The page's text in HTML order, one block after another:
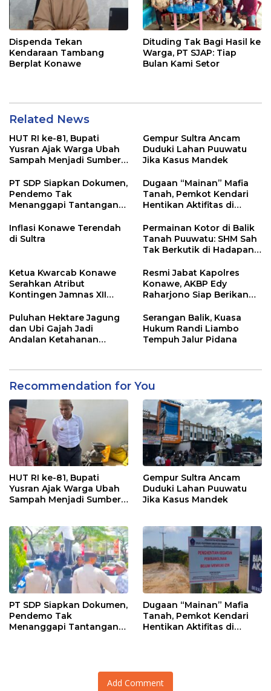
Dispenda Tekan
Kendaraan Tambang
Berplat Konawe
Dituding Tak Bagi Hasil ke
Warga, PT SJAP: Tiap
Bulan Kami Setor
Related News
HUT RI ke-81, Bupati
Yusran Ajak Warga Ubah
Sampah Menjadi Sumber
Gempur Sultra Ancam
Duduki Lahan Puuwatu
Jika Kasus Mandek
PT SDP Siapkan Dokumen,
Pendemo Tak
Menanggapi Tantangan
Dugaan “Mainan” Mafia
Tanah, Pemkot Kendari
Hentikan Aktifitas di
Inflasi Konawe Terendah
di Sultra
Permainan Kotor di Balik
Tanah Puuwatu: SHM Sah
Tak Berkutik di Hadapan
Ketua Kwarcab Konawe
Serahkan Atribut
Kontingen Jamnas XII
Resmi Jabat Kapolres
Konawe, AKBP Edy
Raharjono Siap Berikan
Puluhan Hektare Jagung
dan Ubi Gajah Jadi
Andalan Ketahanan
Serangan Balik, Kuasa
Hukum Randi Liambo
Tempuh Jalur Pidana
Recommendation for You
HUT RI ke-81, Bupati
Yusran Ajak Warga Ubah
Sampah Menjadi Sumber
Gempur Sultra Ancam
Duduki Lahan Puuwatu
Jika Kasus Mandek
PT SDP Siapkan Dokumen,
Pendemo Tak
Menanggapi Tantangan
Dugaan “Mainan” Mafia
Tanah, Pemkot Kendari
Hentikan Aktifitas di
Add Comment